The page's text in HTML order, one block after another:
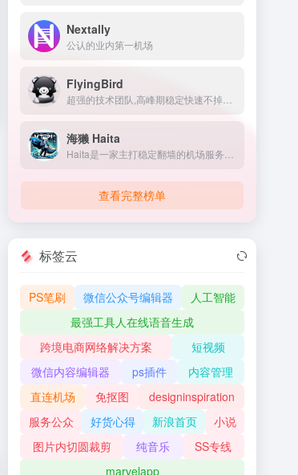
Nextally
公认的业内第一机场
FlyingBird
海獭 Haita
查看完整榜单
标签云
PS笔刷 微信公众号编辑器
人工智能
最强工具人在线语音生成
跨境电商网络解决方案
短视频
微信内容编辑器
ps插件
内容管理
直连机场
免抠图
designinspiration
服务公众
好货心得 新浪首页
小说
图片内切圆裁剪
纯音乐
SS专线
marvelapp